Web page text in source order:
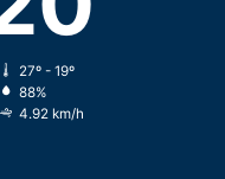
27º - 19º
88%
4.92 km/h